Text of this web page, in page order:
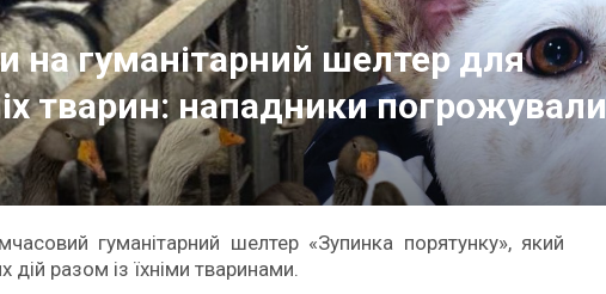
на гуманітарний шелтер для
тварин: нападники погрожували
гуманітарний шелтер «Зупинка порятунку», який
дій разом із їхніми тваринами.